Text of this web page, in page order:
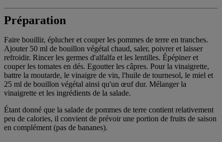
Préparation
Faire bouillir, éplucher et couper les pommes de terre en tranches.
Ajouter 50 ml de bouillon végétal chaud, saler, poivrer et laisser
refroidir. Rincer les germes d'alfalfa et les lentilles. Épépiner et
couper les tomates en dés. Egoutter les câpres. Pour la vinaigrette,
battre la moutarde, le vinaigre de vin, l'huile de tournesol, le miel et
25 ml de bouillon végétal ainsi qu'un œuf dur. Mélanger la
vinaigrette et les ingrédients de la salade.
Étant donné que la salade de pommes de terre contient relativement
peu de calories, il convient de prévoir une portion de fruits de saison
en complément (pas de bananes).